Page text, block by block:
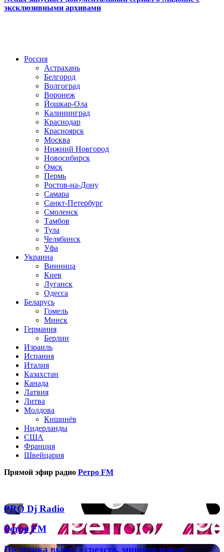
эксклюзивными архивами
Россия
Астрахань
Белгород
Волгоград
Воронеж
Йошкар-Ола
Калининград
Краснодар
Красноярск
Москва
Нижний Новгород
Новосибирск
Омск
Пермь
Ростов-на-Дону
Самара
Санкт-Петербург
Смоленск
Тамбов
Тула
Челябинск
Уфа
Украина
Винница
Киев
Луганск
Одесса
Беларусь
Гомель
Минск
Германия
Берлин
Израиль
Испания
Италия
Казахстан
Канада
Латвия
Литва
Молдова
Кишинёв
Нидерланды
США
Франция
Швейцария
Прямой эфир радио Ретро FM
PRO
Dj
Radio
PRO Dj Radio
Ретро
FM
Ретро FM
Политика
Политика вывода средств, минимальные